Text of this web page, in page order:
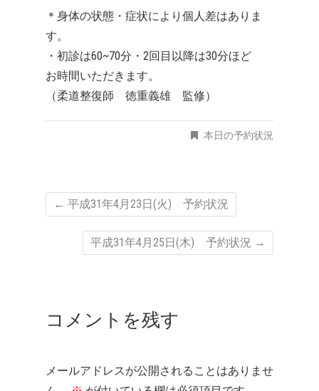
＊身体の状態・症状により個人差はありま
す。
・初診は60~70分・2回目以降は30分ほど
お時間いただきます。
（柔道整復師 徳重義雄 監修）
本日の予約状況
← 平成31年4月23日(火) 予約状況
平成31年4月25日(木) 予約状況 →
コメントを残す
メールアドレスが公開されることはありませ